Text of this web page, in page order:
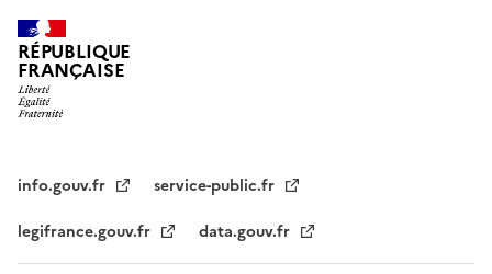
RÉPUBLIQUE
FRANÇAISE
info.gouv.fr
service-public.fr
legifrance.gouv.fr
data.gouv.fr